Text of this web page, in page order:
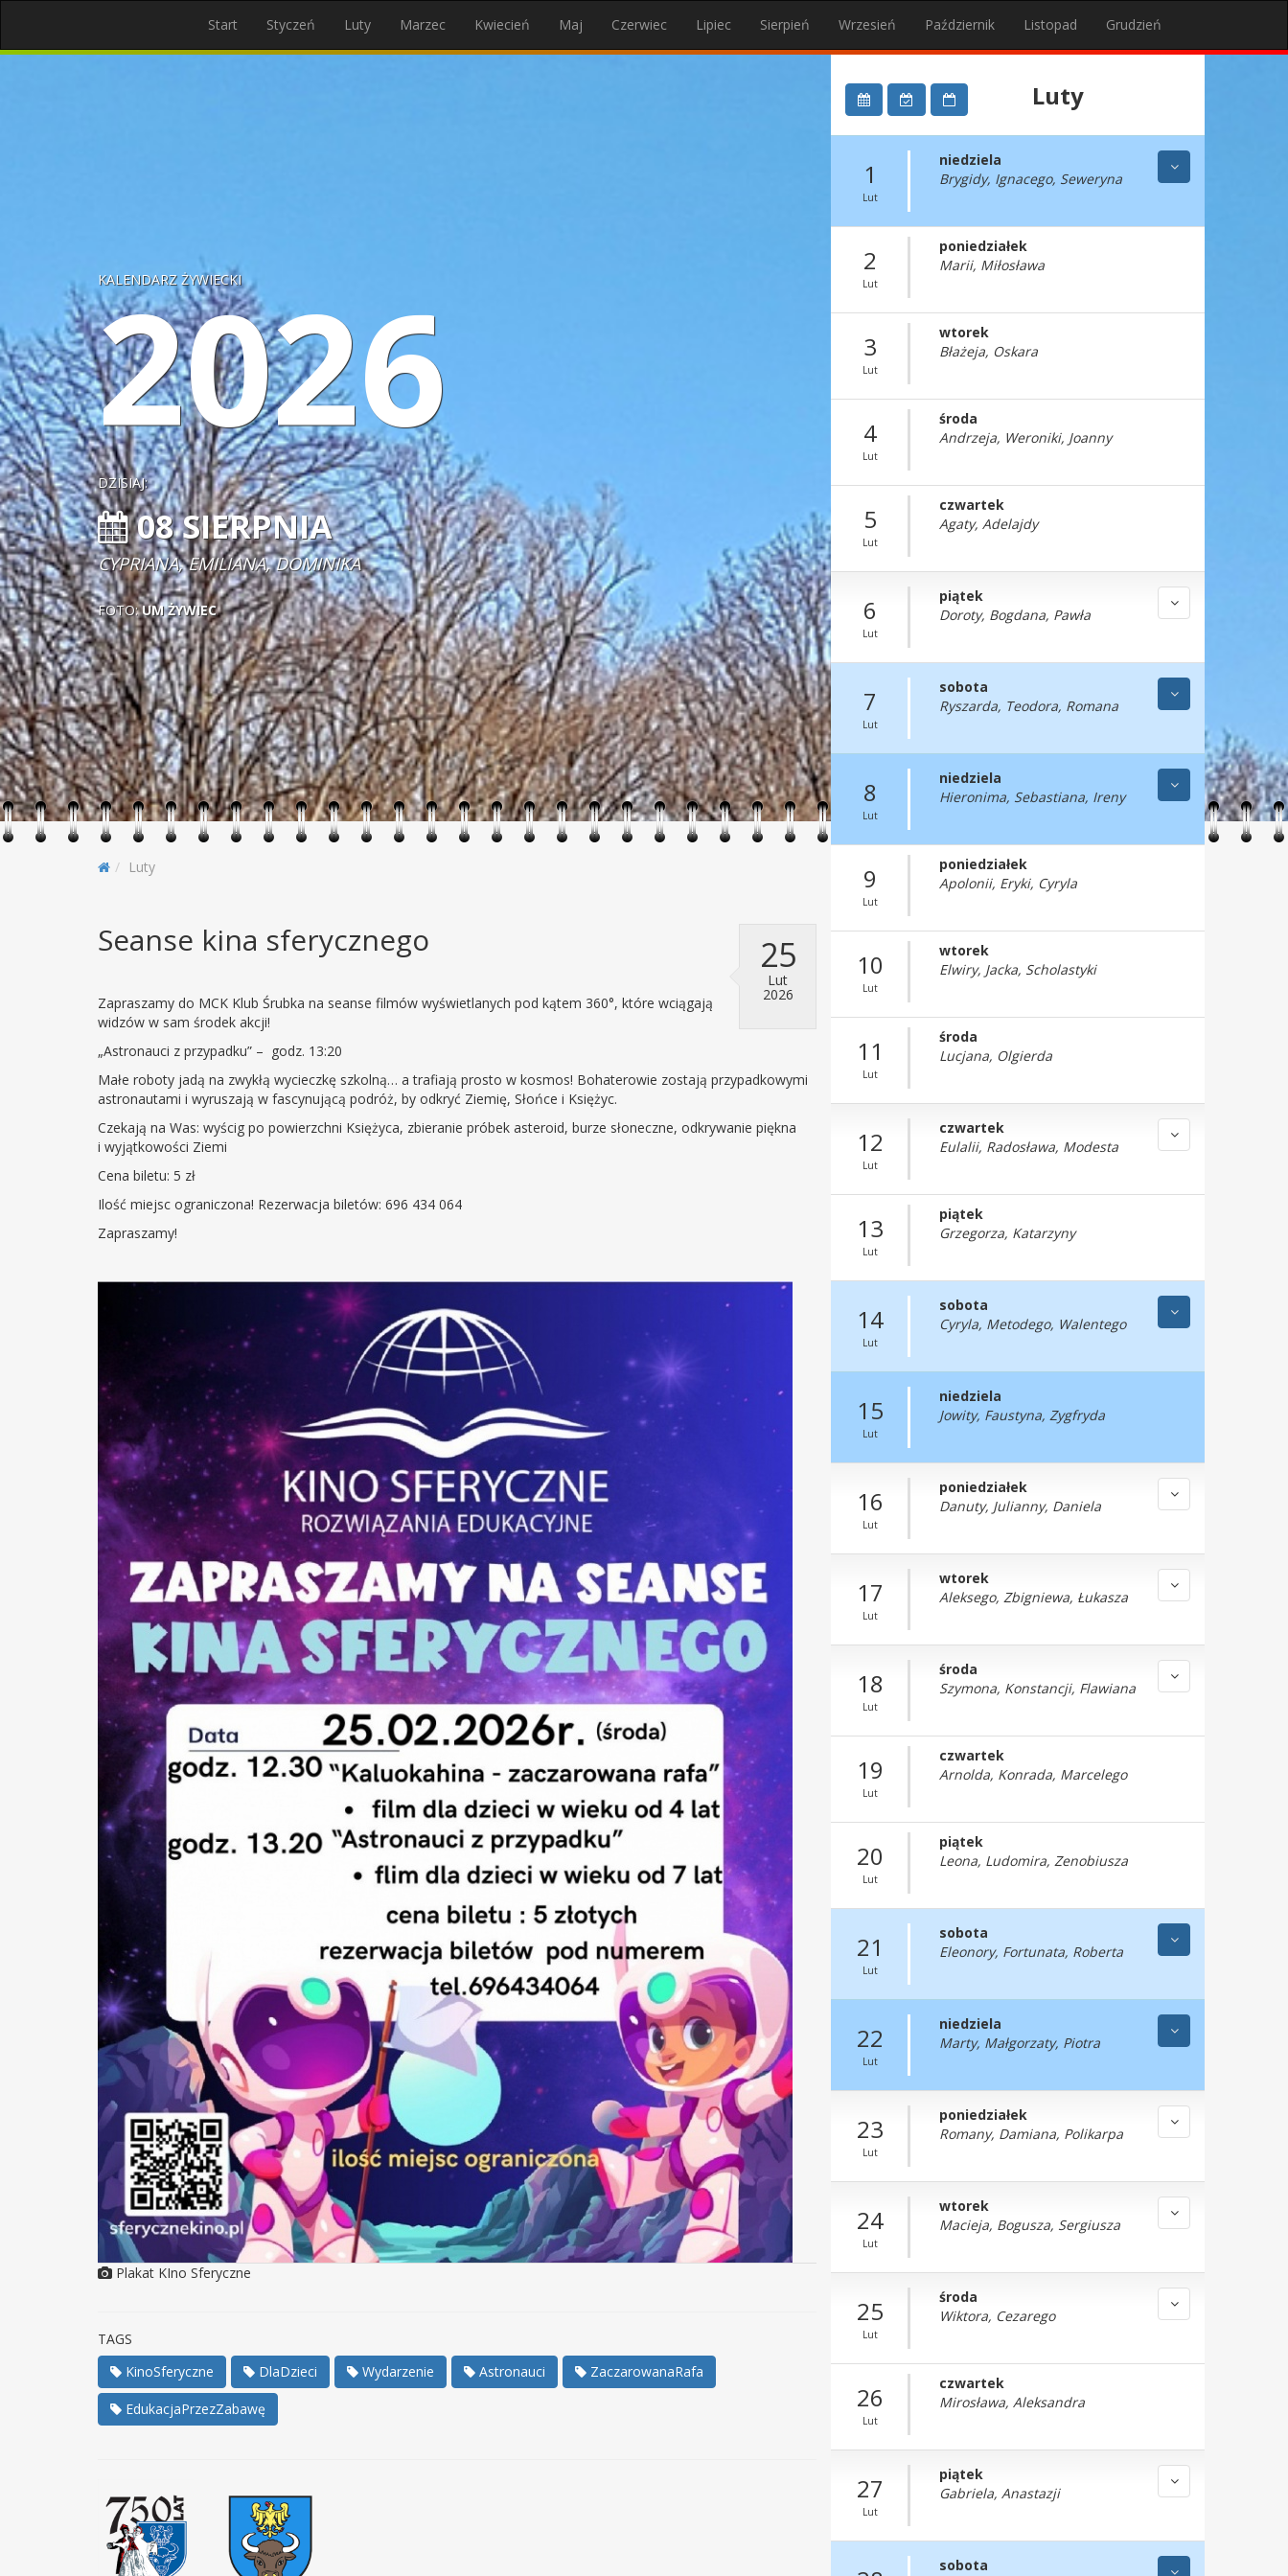
Start Styczeń Luty Marzec Kwiecień Maj Czerwiec Lipiec Sierpień Wrzesień Październik Listopad Grudzień
KALENDARZ ŻYWIECKI
2026
DZISIAJ:
08 SIERPNIA
CYPRIANA, EMILIANA, DOMINIKA
FOTO:UM ŻYWIEC
Luty
25
Lut
2026
Seanse kina sferycznego
Zapraszamy do MCK Klub Śrubka na seanse filmów wyświetlanych pod kątem 360°, które wciągają
widzów w sam środek akcji!
„Astronauci z przypadku” – godz. 13:20
Małe roboty jadą na zwykłą wycieczkę szkolną… a trafiają prosto w kosmos! Bohaterowie zostają przypadkowymi
astronautami i wyruszają w fascynującą podróż, by odkryć Ziemię, Słońce i Księżyc.
Czekają na Was: wyścig po powierzchni Księżyca, zbieranie próbek asteroid, burze słoneczne, odkrywanie piękna
i wyjątkowości Ziemi
Cena biletu: 5 zł
Ilość miejsc ograniczona! Rezerwacja biletów: 696 434 064
Zapraszamy!
Plakat KIno Sferyczne
TAGS
KinoSferyczne
DlaDzieci Wydarzenie Astronauci ZaczarowanaRafa
EdukacjaPrzezZabawę
Luty
1
Lut
niedziela
Brygidy, Ignacego, Seweryna
2
Lut
poniedziałek
Marii, Miłosława
3
Lut
wtorek
Błażeja, Oskara
4
Lut
środa
Andrzeja, Weroniki, Joanny
5
Lut
czwartek
Agaty, Adelajdy
6
Lut
piątek
Doroty, Bogdana, Pawła
7
Lut
sobota
Ryszarda, Teodora, Romana
8
Lut
niedziela
Hieronima, Sebastiana, Ireny
9
Lut
poniedziałek
Apolonii, Eryki, Cyryla
10
Lut
wtorek
Elwiry, Jacka, Scholastyki
11
Lut
środa
Lucjana, Olgierda
12
Lut
czwartek
Eulalii, Radosława, Modesta
13
Lut
piątek
Grzegorza, Katarzyny
14
Lut
sobota
Cyryla, Metodego, Walentego
15
Lut
niedziela
Jowity, Faustyna, Zygfryda
16
Lut
poniedziałek
Danuty, Julianny, Daniela
17
Lut
wtorek
Aleksego, Zbigniewa, Łukasza
18
Lut
środa
Szymona, Konstancji, Flawiana
19
Lut
czwartek
Arnolda, Konrada, Marcelego
20
Lut
piątek
Leona, Ludomira, Zenobiusza
21
Lut
sobota
Eleonory, Fortunata, Roberta
22
Lut
niedziela
Marty, Małgorzaty, Piotra
23
Lut
poniedziałek
Romany, Damiana, Polikarpa
24
Lut
wtorek
Macieja, Bogusza, Sergiusza
25
Lut
środa
Wiktora, Cezarego
26
Lut
czwartek
Mirosława, Aleksandra
27
Lut
piątek
Gabriela, Anastazji
sobota